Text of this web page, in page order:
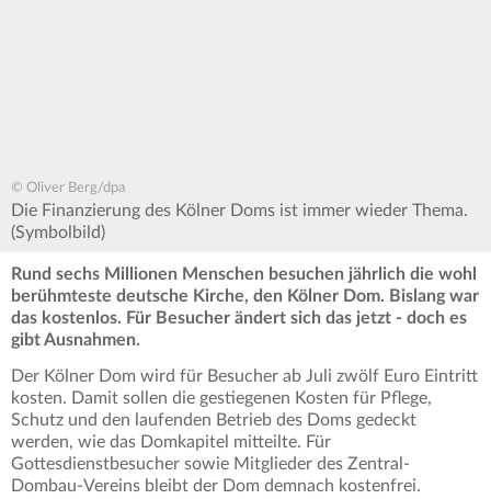
© Oliver Berg/dpa
Die Finanzierung des Kölner Doms ist immer wieder Thema.
(Symbolbild)
Rund sechs Millionen Menschen besuchen jährlich die wohl
berühmteste deutsche Kirche, den Kölner Dom. Bislang war
das kostenlos. Für Besucher ändert sich das jetzt - doch es
gibt Ausnahmen.
Der Kölner Dom wird für Besucher ab Juli zwölf Euro Eintritt
kosten. Damit sollen die gestiegenen Kosten für Pflege,
Schutz und den laufenden Betrieb des Doms gedeckt
werden, wie das Domkapitel mitteilte. Für
Gottesdienstbesucher sowie Mitglieder des Zentral-
Dombau-Vereins bleibt der Dom demnach kostenfrei.